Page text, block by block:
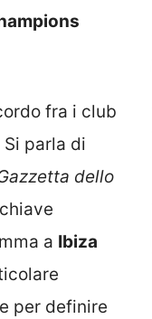
fra i club
parla di
dello
a Ibiza
per definire